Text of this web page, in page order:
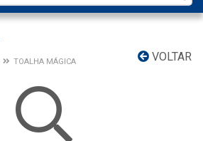
VOLTAR
TOALHA MÁGICA